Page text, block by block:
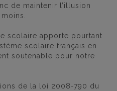
de maintenir l’illusion
scolaire apporte pourtant
scolaire français en
soutenable pour notre
de la loi 2008-790 du